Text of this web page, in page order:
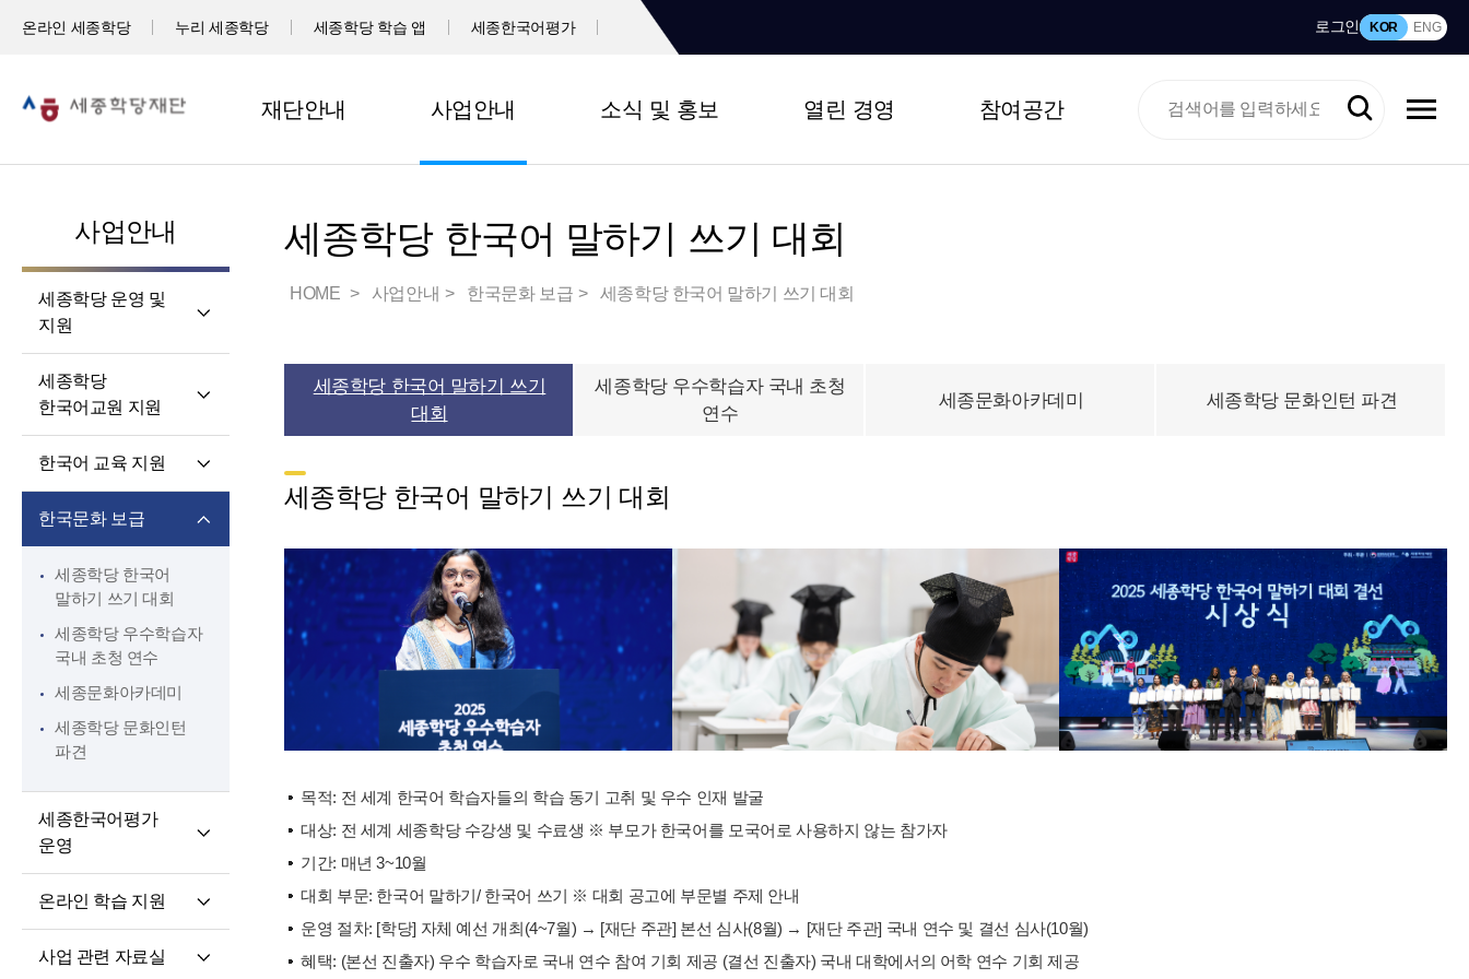
온라인 세종학당 누리 세종학당 세종학당 학습 앱 세종한국어평가 로그인 KOR ENG
재단안내 사업안내 소식 및 홍보 열린 경영 참여공간
사업안내
세종학당 운영 및
지원
세종학당 신규 지정
세종학당 운영 지원
세종학당
한국어교원 지원
한국어교원의 직무와
핵심 역량
교원 전문성 강화
파견교원 지원
한국어 교육 지원
한국문화 보급
세종학당 한국어
말하기 쓰기 대회
세종학당 우수학습자
국내 초청 연수
세종문화아카데미
세종학당 문화인턴
파견
세종한국어평가
운영
온라인 학습 지원
사업 관련 자료실
세종학당 한국어 말하기 쓰기 대회
HOME 사업안내 한국문화 보급 세종학당 한국어 말하기 쓰기 대회
세종학당 한국어 말하기 쓰기
대회
세종학당 우수학습자 국내 초청
연수
세종문화아카데미 세종학당 문화인턴 파견
세종학당 한국어 말하기 쓰기 대회
목적: 전 세계 한국어 학습자들의 학습 동기 고취 및 우수 인재 발굴
대상: 전 세계 세종학당 수강생 및 수료생 ※ 부모가 한국어를 모국어로 사용하지 않는 참가자
기간: 매년 3~10월
대회 부문: 한국어 말하기/ 한국어 쓰기 ※ 대회 공고에 부문별 주제 안내
운영 절차: [학당] 자체 예선 개최(4~7월) → [재단 주관] 본선 심사(8월) → [재단 주관] 국내 연수 및 결선 심사(10월)
혜택: (본선 진출자) 우수 학습자로 국내 연수 참여 기회 제공 (결선 진출자) 국내 대학에서의 어학 연수 기회 제공